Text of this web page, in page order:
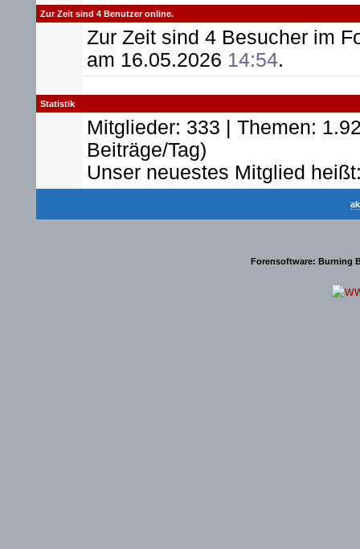
Zur Zeit sind 4 Benutzer online.
Zur Zeit sind 4 Besucher im
am 16.05.2026 14:54.
Statistik
Mitglieder: 333 | Themen:
Beiträge/Tag)
Unser neuestes Mitglied
Forensoftware: Burning